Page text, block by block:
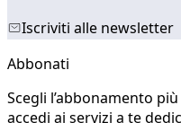
Iscriviti alle newsletter
Abbonati
Scegli l’abbonamento
accedi ai servizi a te